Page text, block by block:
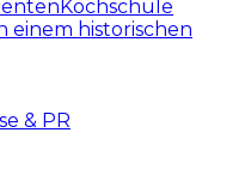
Kochschule
einem historischen
& PR